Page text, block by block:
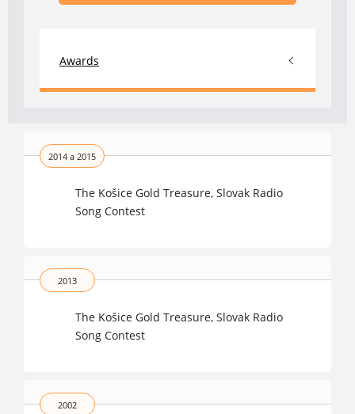
Awards
2014 a 2015
The Košice Gold Treasure, Slovak Radio
Song Contest
2013
The Košice Gold Treasure, Slovak Radio
Song Contest
2002